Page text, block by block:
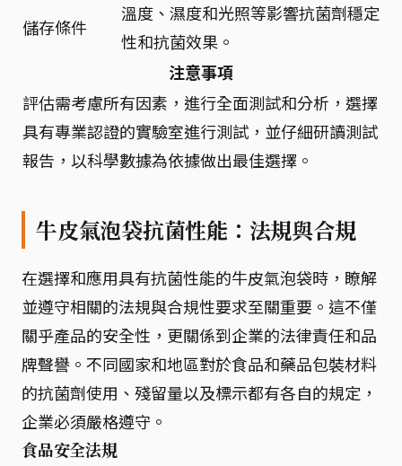
儲存條件
溫度、濕度和光照等影響抗菌劑穩定
性和抗菌效果。
注意事項
評估需考慮所有因素，進行全面測試和分析，選擇
具有專業認證的實驗室進行測試，並仔細研讀測試
報告，以科學數據為依據做出最佳選擇。
牛皮氣泡袋抗菌性能：法規與合規
在選擇和應用具有抗菌性能的牛皮氣泡袋時，瞭解
並遵守相關的法規與合規性要求至關重要。這不僅
關乎產品的安全性，更關係到企業的法律責任和品
牌聲譽。不同國家和地區對於食品和藥品包裝材料
的抗菌劑使用、殘留量以及標示都有各自的規定，
企業必須嚴格遵守。
食品安全法規